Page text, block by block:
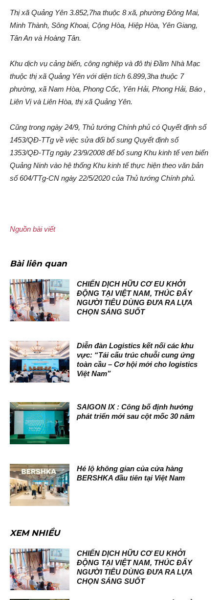
Thị xã Quảng Yên 3.852,7ha thuộc 8 xã, phường Đông Mai,
Minh Thành, Sông Khoai, Cộng Hòa, Hiệp Hòa, Yên Giang,
Tân An và Hoàng Tân.
Khu dịc‌h vụ cảng biển, công nghiệp và đô thị Đầm Nhà Mạc
thuộc thị xã Quảng Yên với diện tích 6.899,3ha thuộc 7
phường, xã Nam Hòa, Phong Cốc, Yên Hải, Phong Hải, Báo ,
Liên Vị và Liên Hòa, thị xã Quảng Yên.
Cũng trong ngày 24/9, Thủ tướng Chính phủ có Quyết định số
1453/QĐ-TTg về việc sửa đổi bổ sung Quyết định số
1353/QĐ-TTg ngày 23/9/2008 để bổ sung Khu kinh tế ven biển
Quảng Ninh vào hệ thống Khu kinh tế thực hiện theo văn bản
số 604/TTg-CN ngày 22/5/2020 của Thủ tướng Chính phủ.
Nguồn bài viết
Bài liên quan
CHIẾN DỊCH HỮU CƠ EU KHỞI
ĐỘNG TẠI VIỆT NAM, THÚC ĐẨY
NGƯỜI TIÊU DÙNG ĐƯA RA LỰA
CHỌN SÁNG SUỐT
Diễn đàn Logistics kết nối các khu
vực: “Tái cấu trúc chuỗi cung ứng
toàn cầu – Cơ hội mới cho logistics
Việt Nam”
SAIGON IX : Công bố định hướng
phát triển mới sau cột mốc 30 năm
Hé lộ không gian của cửa hàng
BERSHKA đầu tiên tại Việt Nam
XEM NHIỀU
CHIẾN DỊCH HỮU CƠ EU KHỞI
ĐỘNG TẠI VIỆT NAM, THÚC ĐẨY
NGƯỜI TIÊU DÙNG ĐƯA RA LỰA
CHỌN SÁNG SUỐT